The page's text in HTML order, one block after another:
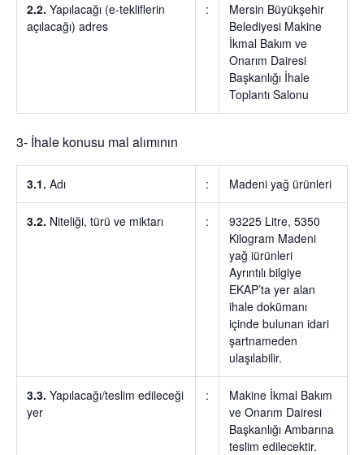
2.2. Yapılacağı (e-tekliflerin
açılacağı) adres
:
Mersin Büyükşehir
Belediyesi Makine
İkmal Bakım ve
Onarım Dairesi
Başkanlığı İhale
Toplantı Salonu
3- İhale konusu mal alımının
3.1. Adı : Madeni yağ ürünleri
3.2. Niteliği, türü ve miktarı :
93225 Litre, 5350
Kilogram Madeni
yağ iürünleri
Ayrıntılı bilgiye
EKAP’ta yer alan
ihale dokümanı
içinde bulunan idari
şartnameden
ulaşılabilir.
3.3. Yapılacağı/teslim edileceği
yer
:
Makine İkmal Bakım
ve Onarım Dairesi
Başkanlığı Ambarına
teslim edilecektir.